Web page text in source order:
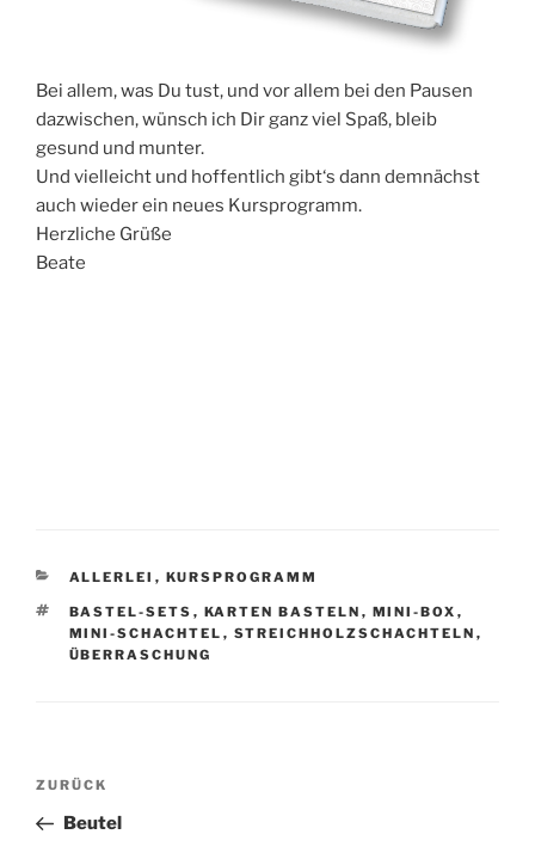
Bei allem, was Du tust, und vor allem bei den Pau­sen
dazwi­schen, wünsch ich Dir ganz viel Spaß, bleib
gesund und munter.
Und viel­leicht und hof­fent­lich gibt‘s dann dem­nächst
auch wie­der ein neu­es Kursprogramm.
Herz­li­che Grüße
Beate
KATEGORIEN
ALLERLEI , KURSPROGRAMM
SCHLAGWÖRTER
BASTEL-SETS , KARTEN BASTELN , MINI-BOX ,
MINI-SCHACHTEL , STREICHHOLZSCHACHTELN ,
ÜBERRASCHUNG
Beitragsnavigation
Vorheriger
Beitrag
ZURÜCK
Beutel